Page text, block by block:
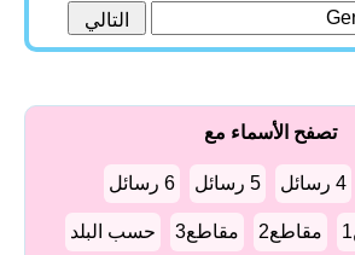
تصفح الأسماء مع
4 رسائل 5 رسائل 6 رسائل
مقاطع2 مقاطع3 حسب البلد